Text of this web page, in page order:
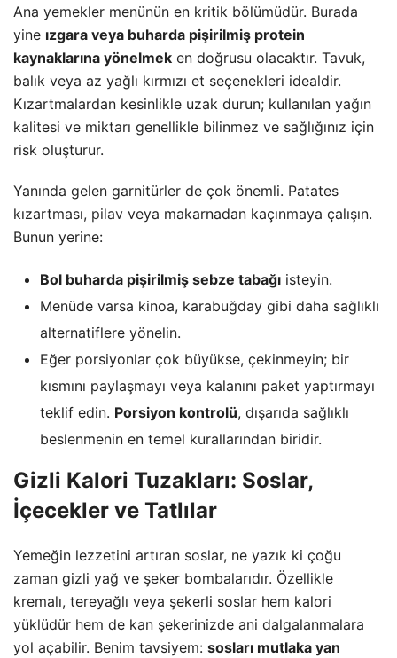
Ana yemekler menünün en kritik bölümüdür. Burada
yine ızgara veya buharda pişirilmiş protein
kaynaklarına yönelmek en doğrusu olacaktır. Tavuk,
balık veya az yağlı kırmızı et seçenekleri idealdir.
Kızartmalardan kesinlikle uzak durun; kullanılan yağın
kalitesi ve miktarı genellikle bilinmez ve sağlığınız için
risk oluşturur.
Yanında gelen garnitürler de çok önemli. Patates
kızartması, pilav veya makarnadan kaçınmaya çalışın.
Bunun yerine:
Bol buharda pişirilmiş sebze tabağı isteyin.
Menüde varsa kinoa, karabuğday gibi daha sağlıklı
alternatiflere yönelin.
Eğer porsiyonlar çok büyükse, çekinmeyin; bir
kısmını paylaşmayı veya kalanını paket yaptırmayı
teklif edin. Porsiyon kontrolü, dışarıda sağlıklı
beslenmenin en temel kurallarından biridir.
Gizli Kalori Tuzakları: Soslar,
İçecekler ve Tatlılar
Yemeğin lezzetini artıran soslar, ne yazık ki çoğu
zaman gizli yağ ve şeker bombalarıdır. Özellikle
kremalı, tereyağlı veya şekerli soslar hem kalori
yüklüdür hem de kan şekerinizde ani dalgalanmalara
yol açabilir. Benim tavsiyem: sosları mutlaka yan